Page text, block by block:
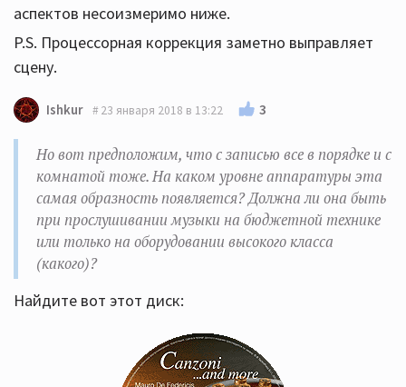
аспектов несоизмеримо ниже.
P.S. Процессорная коррекция заметно выправляет
сцену.
Ishkur 23 января 2018 в 13:22 3
Но вот предположим, что с записью все в порядке и с
комнатой тоже. На каком уровне аппаратуры эта
самая образность появляется? Должна ли она быть
при прослушивании музыки на бюджетной технике
или только на оборудовании высокого класса
(какого)?
Найдите вот этот диск: